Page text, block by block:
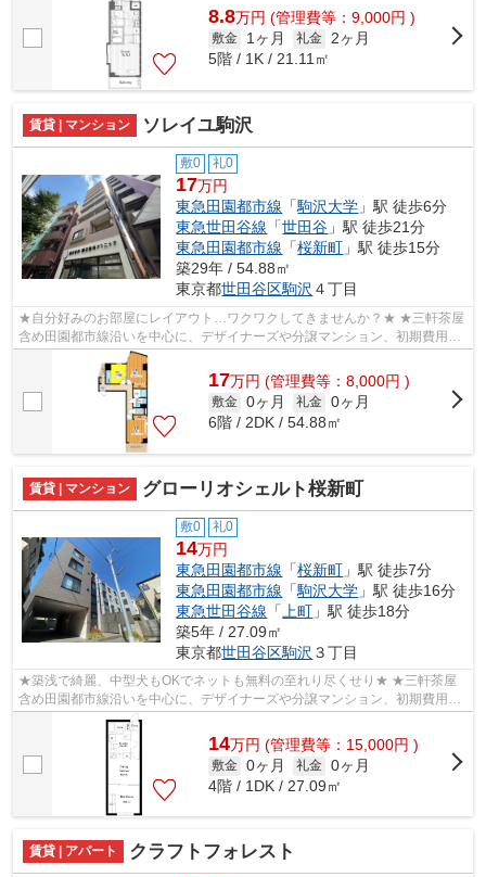
8.8万円 (管理費等：9,000円 )
敷金 1ヶ月 礼金 2ヶ月
5階 / 1K / 21.11㎡
賃貸 | マンション ソレイユ駒沢
敷0 礼0
17万円
東急田園都市線 「駒沢大学 」駅 徒歩6分
東急世田谷線 「世田谷 」駅 徒歩21分
東急田園都市線 「桜新町 」駅 徒歩15分
築29年 / 54.88㎡
東京都世田谷区駒沢 ４丁目
★自分好みのお部屋にレイアウト…ワクワクしてきませんか？★ ★三軒茶屋
含め田園都市線沿いを中心に、デザイナーズや分譲マンション、初期費用を
抑えた部屋探しはぜひ当社にお任せくださ...
17万円 (管理費等：8,000円 )
敷金 0ヶ月 礼金 0ヶ月
6階 / 2DK / 54.88㎡
賃貸 | マンション グローリオシェルト桜新町
敷0 礼0
14万円
東急田園都市線 「桜新町 」駅 徒歩7分
東急田園都市線 「駒沢大学 」駅 徒歩16分
東急世田谷線 「 上町 」駅 徒歩18分
築5年 / 27.09㎡
東京都世田谷区駒沢 ３丁目
★築浅で綺麗、中型犬もOKでネットも無料の至れり尽くせり★ ★三軒茶屋
含め田園都市線沿いを中心に、デザイナーズや分譲マンション、初期費用を
抑えた部屋探しはぜひ当社にお任せくださ...
14万円 (管理費等：15,000円 )
敷金 0ヶ月 礼金 0ヶ月
4階 / 1DK / 27.09㎡
賃貸 | アパート クラフトフォレスト